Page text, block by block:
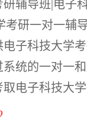
辅导班|电子
考研一对一辅
子科技大学
统的一对一
电子科技大学